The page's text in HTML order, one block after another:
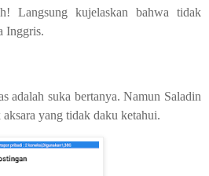
Langsung kujelaskan bahwa tidak
Inggris.
adalah suka bertanya. Namun Saladin
aksara yang tidak daku ketahui.